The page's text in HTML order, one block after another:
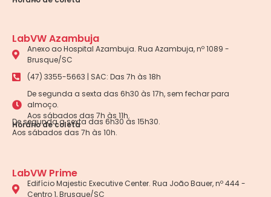
LabVW Azambuja
Anexo ao Hospital Azambuja. Rua Azambuja, nº 1089 -
Brusque/SC
(47) 3355-5663 | SAC: Das 7h às 18h
De segunda a sexta das 6h30 às 17h, sem fechar para
almoço.
Aos sábados das 7h às 11h.
Horário de coleta
De segunda a sexta das 6h30 às 15h30.
Aos sábados das 7h às 10h.
LabVW Prime
Edifício Majestic Executive Center. Rua João Bauer, nº 444 -
Centro 1, Brusque/SC